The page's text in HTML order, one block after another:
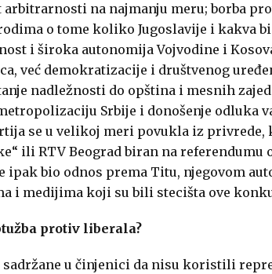
arbitrarnosti na najmanju meru; borba
o tome koliko Jugoslavije i kakva bi
i široka autonomija Vojvodine i
već demokratizacije i društvenog
nadležnosti do opština i mesnih
Srbije i donošenje odluka
se u velikoj meri povukla iz
ili RTV Beograd biran na referendumu
ipak bio odnos prema Titu, njegovom
i medijima koji su bili stecišta ove
protiv liberala?
sadržane u činjenici da nisu koristili